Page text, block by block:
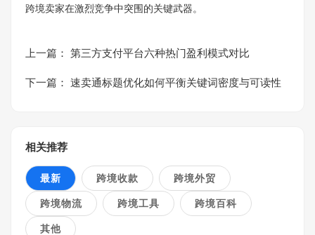
跨境卖家在激烈竞争中突围的关键武器。
上一篇： 第三方支付平台六种热门盈利模式对比
下一篇： 速卖通标题优化如何平衡关键词密度与可读性
相关推荐
最新 跨境收款 跨境外贸
跨境物流 跨境工具 跨境百科
其他